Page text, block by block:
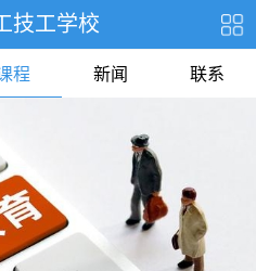
技工学校
程 新闻 联系